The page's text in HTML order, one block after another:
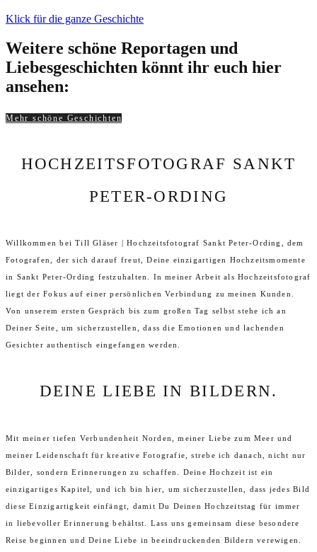
Klick für die ganze Geschichte
Weitere schöne Reportagen und
Liebesgeschichten könnt ihr euch hier
ansehen:
Mehr schöne Geschichten
HOCHZEITSFOTOGRAF SANKT
PETER-ORDING
Willkommen bei Till Gläser | Hochzeitsfotograf Sankt Peter-Ording, dem
Fotografen, der sich darauf freut, Deine einzigartigen Hochzeitsmomente
in Sankt Peter-Ording festzuhalten. In meiner Arbeit als Hochzeitsfotograf
liegt der Fokus auf einer persönlichen Verbindung zu meinen Kunden.
Von unserem ersten Gespräch bis zum großen Tag selbst stehe ich an
Deiner Seite, um sicherzustellen, dass die Emotionen und lachenden
Gesichter authentisch eingefangen werden.
DEINE LIEBE IN BILDERN.
Mit meiner tiefen Verbundenheit Norden, meiner Liebe zum Meer und
meiner Leidenschaft für kreative Fotografie, strebe ich danach, nicht nur
Bilder, sondern Erinnerungen zu schaffen. Deine Hochzeit ist ein
einzigartiges Kapitel, und ich bin hier, um sicherzustellen, dass jedes Bild
diese Einzigartigkeit einfängt, damit Du Deinen Hochzeitstag für immer
in liebevoller Erinnerung behältst. Lass uns gemeinsam diese besondere
Reise beginnen und Deine Liebe in beeindruckenden Bildern verewigen.